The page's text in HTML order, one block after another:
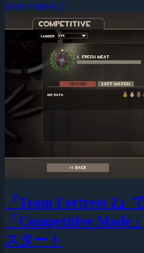
Team Fortress 2
『Team Fortress 2』
「Competitive Mode
スタート